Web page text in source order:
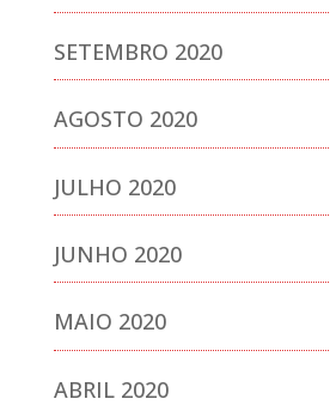
SETEMBRO 2020
AGOSTO 2020
JULHO 2020
JUNHO 2020
MAIO 2020
ABRIL 2020